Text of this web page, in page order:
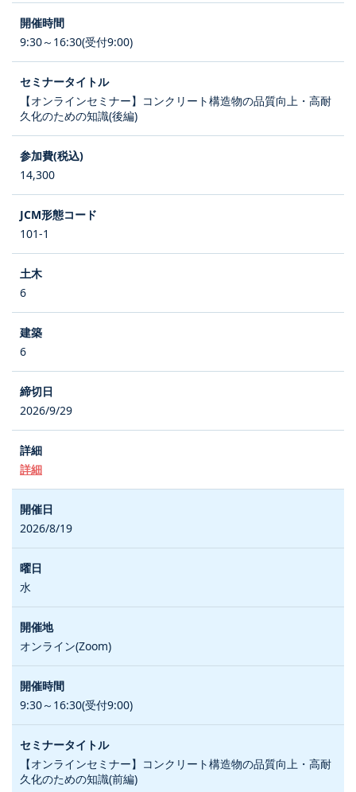
9:30～16:30(受付9:00)
【オンラインセミナー】コンクリート構造物の品質向上・高耐
久化のための知識(後編)
14,300
101-1
6
6
2026/9/29
詳細
2026/8/19
水
オンライン(Zoom)
9:30～16:30(受付9:00)
【オンラインセミナー】コンクリート構造物の品質向上・高耐
久化のための知識(前編)